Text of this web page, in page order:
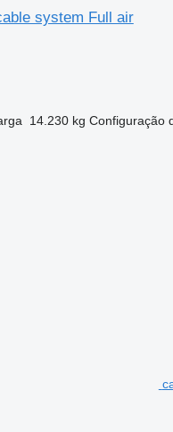
system Full air
14.230 kg Configuração